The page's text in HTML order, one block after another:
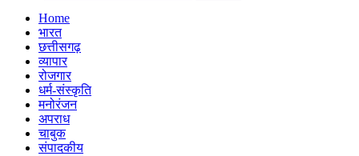
Home
भारत
छत्तीसगढ़
व्यापार
रोजगार
धर्म-संस्कृति
मनोरंजन
अपराध
चाबुक
संपादकीय